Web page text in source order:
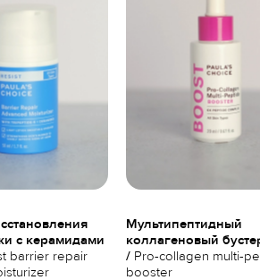
с керамидами
barrier repair
Мультипептидный
коллагеновый
/Pro-collagen multi-
booster